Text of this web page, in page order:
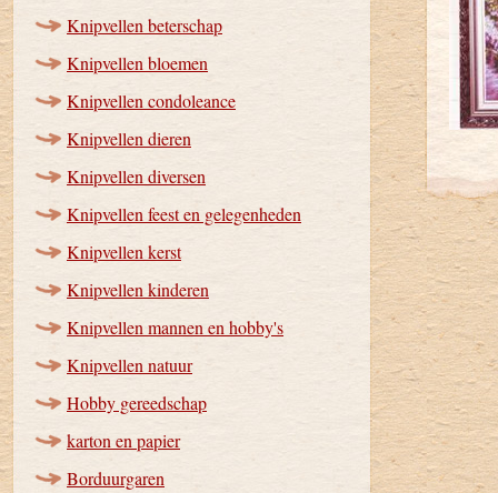
Knipvellen beterschap
Knipvellen bloemen
Knipvellen condoleance
Knipvellen dieren
Knipvellen diversen
Knipvellen feest en gelegenheden
Knipvellen kerst
Knipvellen kinderen
Knipvellen mannen en hobby's
Knipvellen natuur
Hobby gereedschap
karton en papier
Borduurgaren